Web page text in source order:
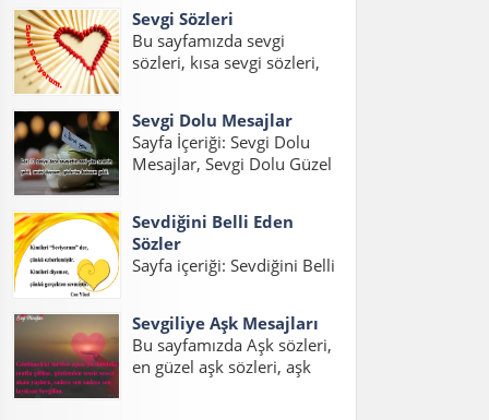
birisidir iyi...
sevgililer günü mesajları
hazırladık. Gurbetteki
Sevgiliye Sevgililer Günü
Sevgililer Günü Mesajı Kısa
ve Uzaktaki Sevgiliye
Sevgililer Günü...
Sevgi Sözleri
Bu sayfamızda sevgi
sözleri, kısa sevgi sözleri,
sevgi sözcükleri ile ilgili
yazıları bulabilirsiniz.
Sevgili varsa, aşk varsa
sevgi statusları...
Sevgi Dolu Mesajlar
Sayfa İçeriği: Sevgi Dolu
Mesajlar, Sevgi Dolu Güzel
Mesajlar, Duygusal Sevgi
Dolu Mesajlar, Sevgi Dolu
Mesajlar Uzun, Sevgiliye
Sevgi...
Sevdiğini Belli Eden
Sözler
Sayfa içeriği: Sevdiğini Belli
Olduğunu İfade Eden
Sözler, Sevgiyi Belli Etme
Sözleri, Hoşlandığını Belli
Sevgiliye Aşk Mesajları
Bu sayfamızda Aşk sözleri,
en güzel aşk sözleri, aşk